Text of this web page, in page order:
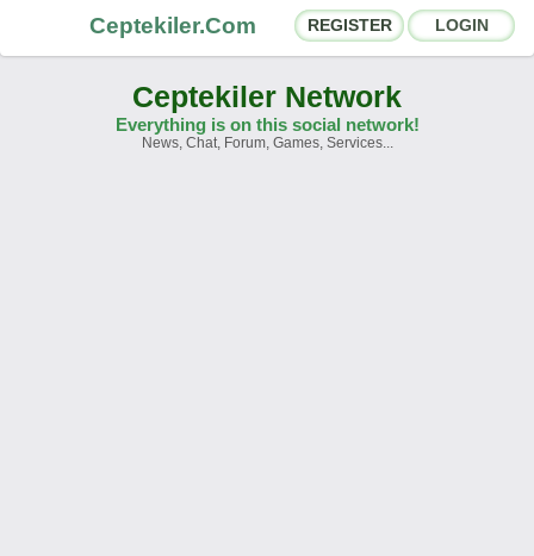
Ceptekiler.Com REGISTER LOGIN
Ceptekiler Network
Everything is on this social network!
News, Chat, Forum, Games, Services...